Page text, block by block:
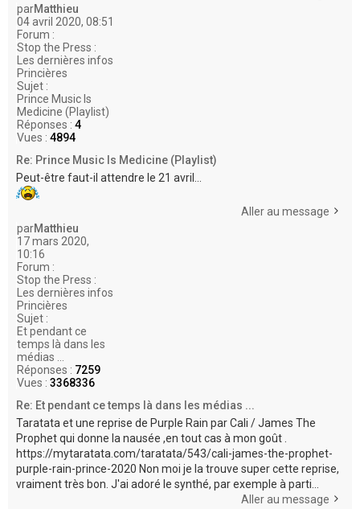
parMatthieu
04 avril 2020, 08:51
Forum :
Stop the Press :
Les dernières infos
Princières
Sujet :
Prince Music Is
Medicine (Playlist)
Réponses : 4
Vues : 4894
Re: Prince Music Is Medicine (Playlist)
Peut-être faut-il attendre le 21 avril...
Aller au message
parMatthieu
17 mars 2020,
10:16
Forum :
Stop the Press :
Les dernières infos
Princières
Sujet :
Et pendant ce
temps là dans les
médias ...
Réponses : 7259
Vues : 3368336
Re: Et pendant ce temps là dans les médias ...
Taratata et une reprise de Purple Rain par Cali / James The
Prophet qui donne la nausée ,en tout cas à mon goût .
https://mytaratata.com/taratata/543/cali-james-the-prophet-
purple-rain-prince-2020 Non moi je la trouve super cette reprise,
vraiment très bon. J'ai adoré le synthé, par exemple à parti...
Aller au message